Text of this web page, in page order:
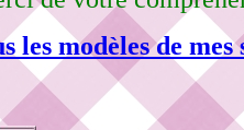
modèles de mes